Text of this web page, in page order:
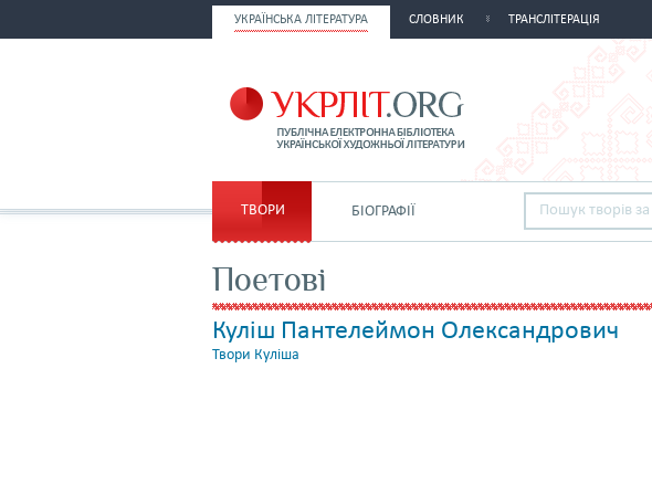
УКРАЇНСЬКА ЛІТЕРАТУРА СЛОВНИК ТРАНСЛІТЕРАЦІЯ
ТВОРИ БІОГРАФІЇ
Поетові
Куліш Пантелеймон Олександрович
Твори Куліша